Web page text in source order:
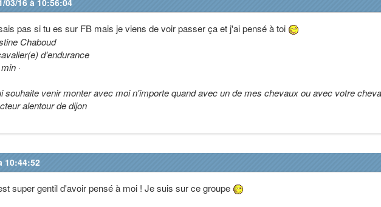
03/16 à 10:56:04
pas si tu es sur FB mais je viens de voir passer ça et j'ai pensé à toi
Chaboud‎
d'endurance
·
souhaite venir monter avec moi n'importe quand avec un de mes chevaux ou avec votre
alentour de dijon
10:44:52
super gentil d'avoir pensé à moi ! Je suis sur ce groupe